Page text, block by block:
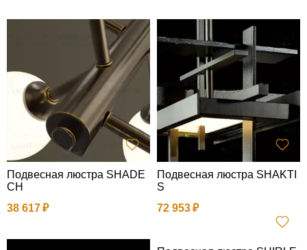
Подвесная люстра SHADE
CH
38 617
Подвесная люстра SHAKTI
S
72 953